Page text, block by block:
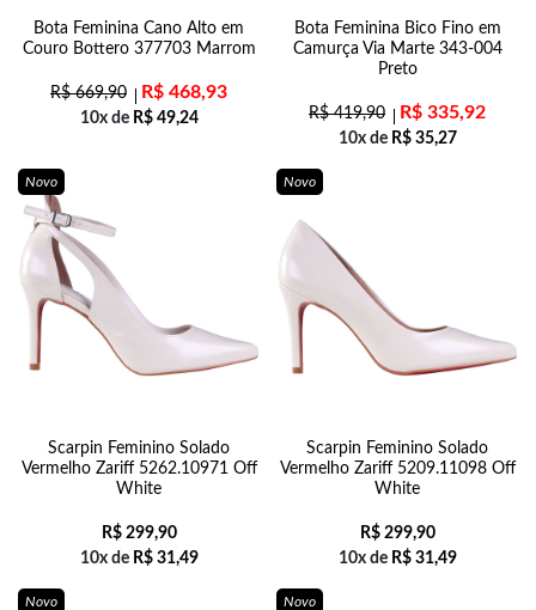
Bota Feminina Cano Alto em
Couro Bottero 377703 Marrom
R$669,90 R$ 468,93
10x de R$49,24
Bota Feminina Bico Fino em
Camurça Via Marte 343-004
Preto
R$419,90 R$ 335,92
10x de R$35,27
Novo
Scarpin Feminino Solado
Vermelho Zariff 5262.10971 Off
White
R$299,90
10x de R$31,49
Novo
Scarpin Feminino Solado
Vermelho Zariff 5209.11098 Off
White
R$299,90
10x de R$31,49
Novo Novo